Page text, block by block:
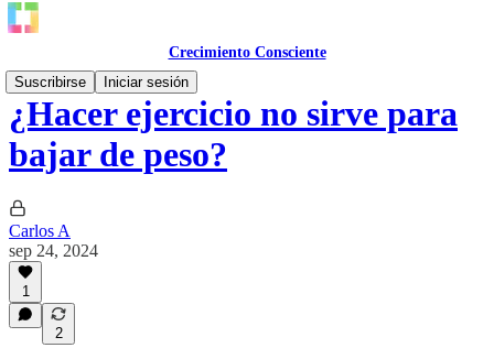
Crecimiento Consciente
Suscribirse
Iniciar sesión
¿Hacer ejercicio no sirve para
bajar de peso?
Carlos A
sep 24, 2024
1
2